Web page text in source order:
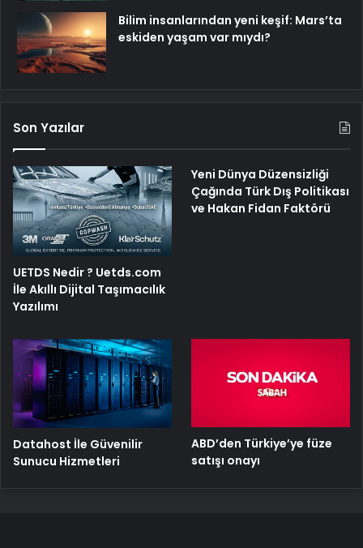
Bilim insanlarından yeni keşif: Mars’ta
eskiden yaşam var mıydı?
Son Yazılar
UETDS Nedir ? Uetds.com
İle Akıllı Dijital Taşımacılık
Yazılımı
Yeni Dünya Düzensizliği
Çağında Türk Dış Politikası
ve Hakan Fidan Faktörü
Datahost İle Güvenilir
Sunucu Hizmetleri
ABD’den Türkiye’ye füze
satışı onayı